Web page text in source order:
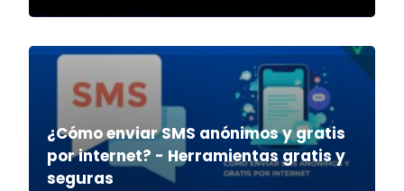
¿Cómo enviar SMS anónimos y gratis
por internet? - Herramientas gratis y
seguras